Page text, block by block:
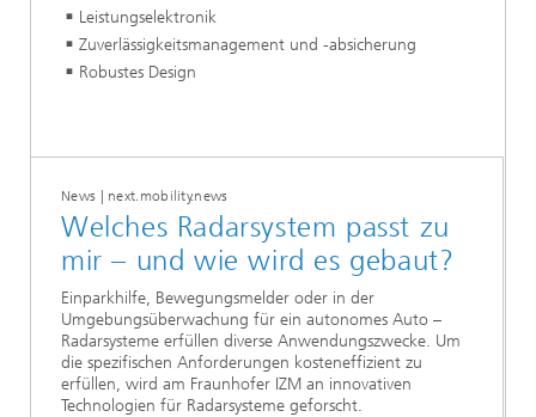
Leistungselektronik
Zuverlässigkeitsmanagement und -absicherung
Robustes Design
News | next.mobility.news
Welches Radarsystem passt zu
mir – und wie wird es gebaut?
Einparkhilfe, Bewegungsmelder oder in der
Umgebungsüberwachung für ein autonomes Auto –
Radarsysteme erfüllen diverse Anwendungszwecke. Um
die spezifischen Anforderungen kosteneffizient zu
erfüllen, wird am Fraunhofer IZM an innovativen
Technologien für Radarsysteme geforscht.